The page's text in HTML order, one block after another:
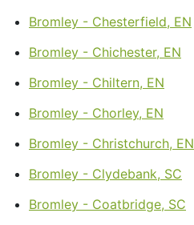
Bromley - Chesterfield, EN
Bromley - Chichester, EN
Bromley - Chiltern, EN
Bromley - Chorley, EN
Bromley - Christchurch, EN
Bromley - Clydebank, SC
Bromley - Coatbridge, SC